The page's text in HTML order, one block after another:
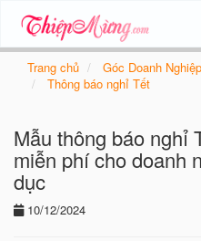
Trang chủ Góc Doanh Nghiệp
Thông báo nghỉ Tết
Mẫu thông báo nghỉ
miễn phí cho doanh
dục
10/12/2024